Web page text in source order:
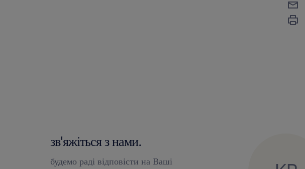
зв'яжіться з нами.
будемо раді відповісти на Ваші